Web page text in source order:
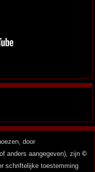
door
anders aangegeven), zijn ©
schriftelijke toestemming